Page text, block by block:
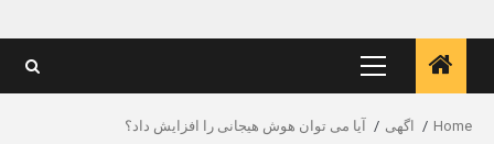
Primary
Menu
Home اگهی آیا می‌ توان هوش هیجانی را افزایش داد؟